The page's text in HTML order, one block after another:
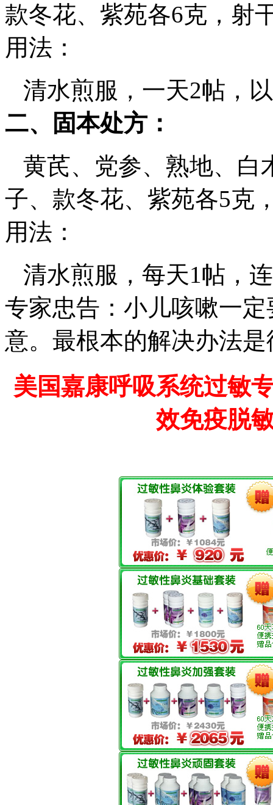
款冬花、紫苑各6克，射
用法：
清水煎服，一天2帖，
二、固本处方：
黄芪、党参、熟地、白
子、款冬花、紫苑各5克
用法：
清水煎服，每天1帖，
专家忠告：小儿咳嗽一
意。最根本的解决办法
美国嘉康呼吸系统过敏
效免疫脱